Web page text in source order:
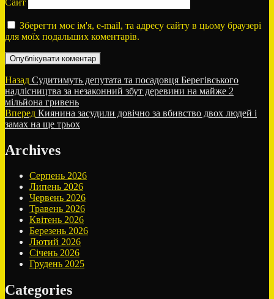
Зберегти моє ім'я, e-mail, та адресу сайту в цьому браузері
для моїх подальших коментарів.
Навігація
записів
Назад Попередній
запис:
Судитимуть депутата та посадовця Берегівського
надлісництва за незаконний збут деревини на майже 2
мільйона гривень
Вперед Наступний
запис:
Киянина засудили довічно за вбивство двох людей і
замах на ще трьох
Archives
Серпень 2026
Липень 2026
Червень 2026
Травень 2026
Квітень 2026
Березень 2026
Лютий 2026
Січень 2026
Грудень 2025
Categories